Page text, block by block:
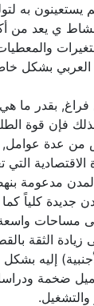
به
ي يعد من
بشكل
بقدر ما هي
فإن قوة
عدة عوامل,
التي
مدعومة
جديدة كلياً كما
مساحات واسعة
الثقة
إليه
ضخمة